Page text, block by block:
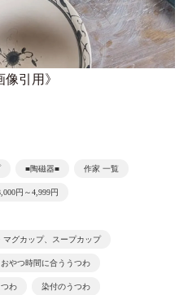
像引用》
■陶磁器■ 作家 一覧
円～4,999円
マグカップ、スープカップ
おやつ時間に合ううつわ
わ 染付のうつわ